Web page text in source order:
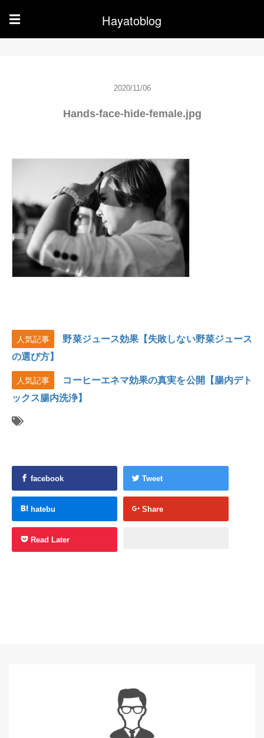
☰ Hayatoblog
2020/11/06
Hands-face-hide-female.jpg
人気記事
野菜ジュース効果【失敗しない野菜ジュース
の選び方】
人気記事
コーヒーエネマ効果の真実を公開【腸内デト
ックス腸内洗浄】
facebook Tweet
hatebu Share
Read Later